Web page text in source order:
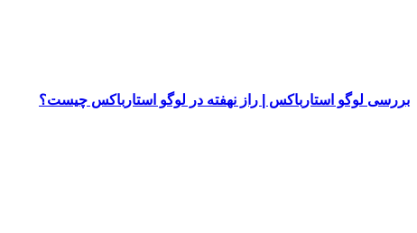
بررسی لوگو استارباکس | راز نهفته در لوگو استارباکس چیست؟